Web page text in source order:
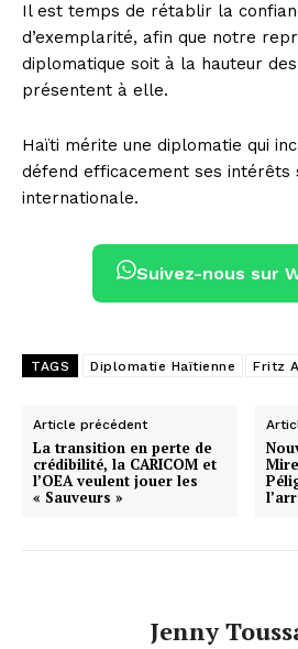
Il est temps de rétablir la
d’exemplarité, afin que notre
diplomatique soit à la hauteur
présentent à elle.
Haïti mérite une diplomatie qui
défend efficacement ses intérêts
internationale.
Suivez-nous sur
TAGS Diplomatie Haïtienne Fritz
Article précédent
La transition en perte de
crédibilité, la CARICOM et
l’OEA veulent jouer les
« Sauveurs »
Jenny